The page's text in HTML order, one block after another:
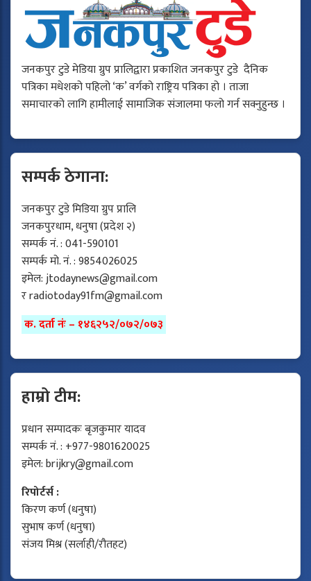
जनकपुर टुडे मेडिया ग्रुप प्रालिद्वारा प्रकाशित जनकपुर टुडे दैनिक
पत्रिका मधेशको पहिलो ‘क’ वर्गको राष्ट्रिय पत्रिका हो । ताजा
समाचारको लागि हामीलाई सामाजिक संजालमा फलो गर्न सक्नुहुन्छ ।
सम्पर्क ठेगाना:
जनकपुर टुडे मिडिया ग्रुप प्रालि
जनकपुरधाम, धनुषा (प्रदेश २)
सम्पर्क नं. : 041-590101
सम्पर्क मो. नं. : 9854026025
इमेल:jtodaynews@gmail.com
रradiotoday91fm@gmail.com
क. दर्ता नंः – १४६२५२/०७२/०७३
हाम्रो टीम:
प्रधान सम्पादकः बृजकुमार यादव
सम्पर्क नं. : +977-9801620025
इमेल:brijkry@gmail.com
रिपोर्टर्स :
किरण कर्ण (धनुषा)
सुभाष कर्ण (धनुषा)
संजय मिश्र (सर्लाही/रौतहट)